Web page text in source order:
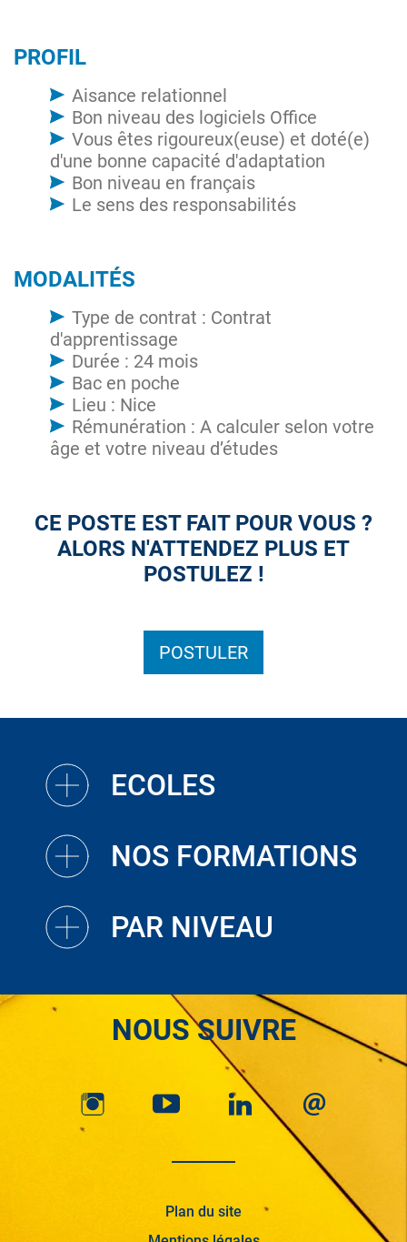
PROFIL
Aisance relationnel
Bon niveau des logiciels Office
Vous êtes rigoureux(euse) et doté(e)
d'une bonne capacité d'adaptation
Bon niveau en français
Le sens des responsabilités
MODALITÉS
Type de contrat : Contrat
d'apprentissage
Durée : 24 mois
Bac en poche
Lieu : Nice
Rémunération : A calculer selon votre
âge et votre niveau d’études
CE POSTE EST FAIT POUR VOUS ?
ALORS N'ATTENDEZ PLUS ET
POSTULEZ !
POSTULER
ECOLES
NOS FORMATIONS
PAR NIVEAU
NOUS SUIVRE
Plan du site